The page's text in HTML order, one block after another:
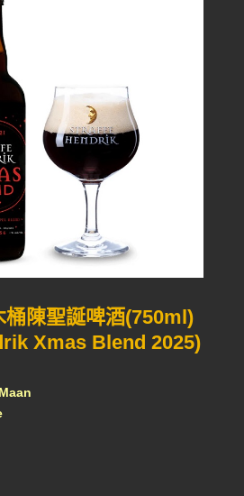
桶陳聖誕啤酒(750ml)
Xmas Blend 2025)